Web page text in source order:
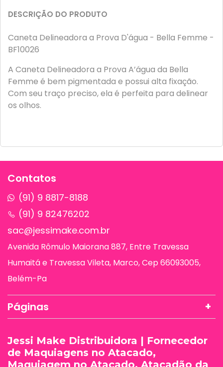
DESCRIÇÃO DO PRODUTO
Caneta Delineadora a Prova D'água - Bella Femme -
BF10026
A Caneta Delineadora a Prova A’água da Bella
Femme é bem pigmentada e possui alta fixação.
Com seu traço preciso, ela é perfeita para delinear
os olhos.
Contatos
(91) 9 8817-8188
(91) 9 82476202
sac@jessimake.com.br
Avenida Rômulo Maiorana 887, Entre Travessa
Humaitá e Travessa Vileta, Marco, Cep 66093005,
Belém-Pa
Páginas
Jessi Make Distribuidora | Fornecedor
de Maquiagens no Atacado,
Maquiagem no Atacado, Atacadão da